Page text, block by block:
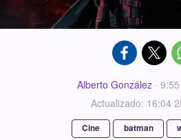
Alberto González·
Actualizado: 16:04
Cine batman